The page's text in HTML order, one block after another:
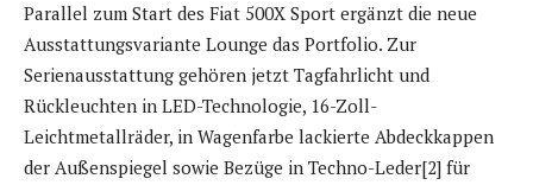
Parallel zum Start des Fiat 500X Sport ergänzt die neue
Ausstattungsvariante Lounge das Portfolio. Zur
Serienausstattung gehören jetzt Tagfahrlicht und
Rückleuchten in LED-Technologie, 16-Zoll-
Leichtmetallräder, in Wagenfarbe lackierte Abdeckkappen
der Außenspiegel sowie Bezüge in Techno-Leder[2] für